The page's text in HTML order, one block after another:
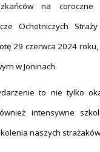
na coroczne
Ochotniczych
29 czerwca 2024
w Joninach.
to nie tylko
intensywne
naszych